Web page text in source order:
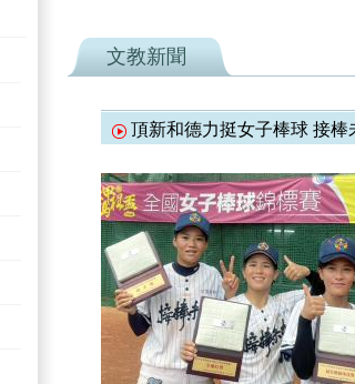
文教新聞
頂新和德力挺女子棒球 接